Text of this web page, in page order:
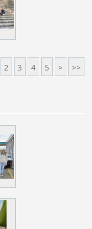
2 3 4 5 > >>